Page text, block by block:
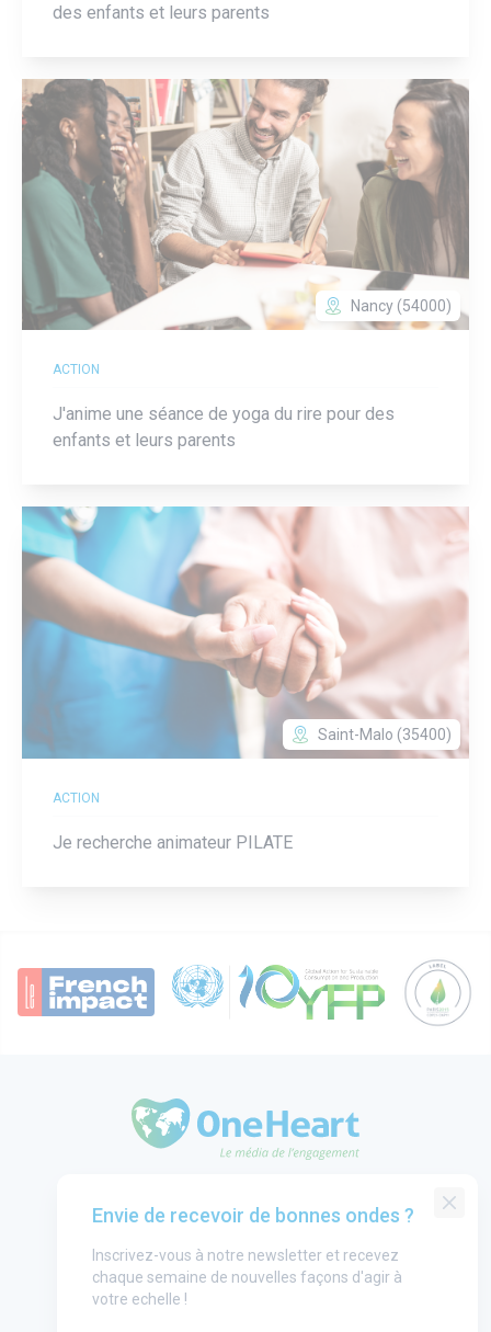
des enfants et leurs parents
Nancy (54000)
ACTION
J'anime une séance de yoga du rire pour des
enfants et leurs parents
Saint-Malo (35400)
ACTION
Je recherche animateur PILATE
Groupe One Heart
Annonceurs
Mentions légales
Envie de recevoir de bonnes ondes ?
Inscrivez-vous à notre newsletter et recevez
chaque semaine de nouvelles façons d'agir à
votre echelle !